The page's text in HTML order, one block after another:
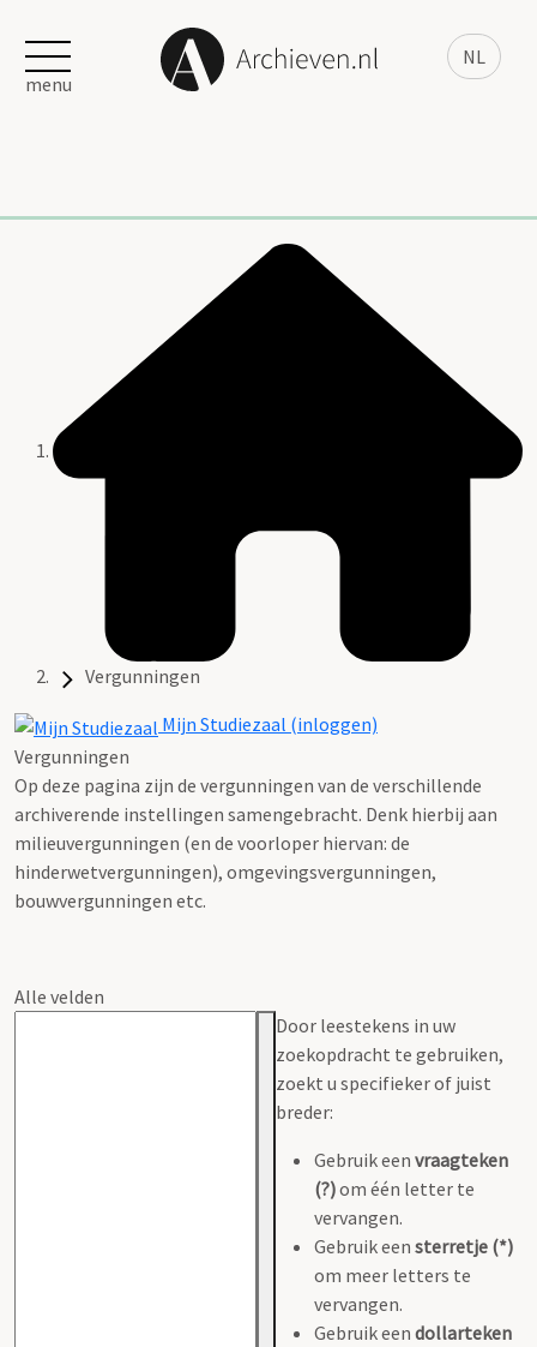
NL
menu
Vergunningen
Mijn Studiezaal (inloggen)
Vergunningen
Op deze pagina zijn de vergunningen van de verschillende
archiverende instellingen samengebracht. Denk hierbij aan
milieuvergunningen (en de voorloper hiervan: de
hinderwetvergunningen), omgevingsvergunningen,
bouwvergunningen etc.
Alle velden
Door leestekens in uw
zoekopdracht te gebruiken,
zoekt u specifieker of juist
breder:
Gebruik een vraagteken
(?)om één letter te
vervangen.
Gebruik een sterretje (*)
om meer letters te
vervangen.
Gebruik een dollarteken